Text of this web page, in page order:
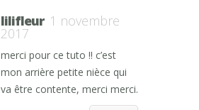
lilifleur 1 novembre
2017
merci pour ce tuto !! c’est
mon arrière petite nièce qui
va être contente, merci merci.